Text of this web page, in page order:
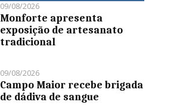
09/08/2026
Monforte apresenta
exposição de artesanato
tradicional
09/08/2026
Campo Maior recebe brigada
de dádiva de sangue